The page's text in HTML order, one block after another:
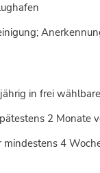
in frei
2 Monate
4